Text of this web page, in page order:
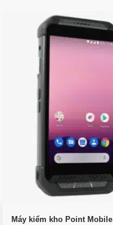
Máy kiểm kho Point Mobile